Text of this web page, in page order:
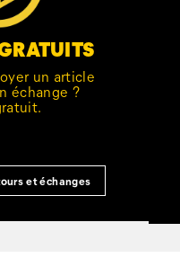
un article
échange ?
et échanges